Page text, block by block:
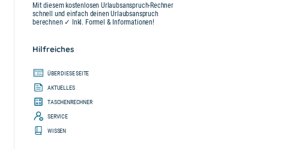
Mit diesem kostenlosen Urlaubsanspruch-Rechner
schnell und einfach deinen Urlaubsanspruch
berechnen ✓ Inkl. Formel & Informationen!
Hilfreiches
ÜBER DIESE SEITE
AKTUELLES
TASCHENRECHNER
SERVICE
WISSEN